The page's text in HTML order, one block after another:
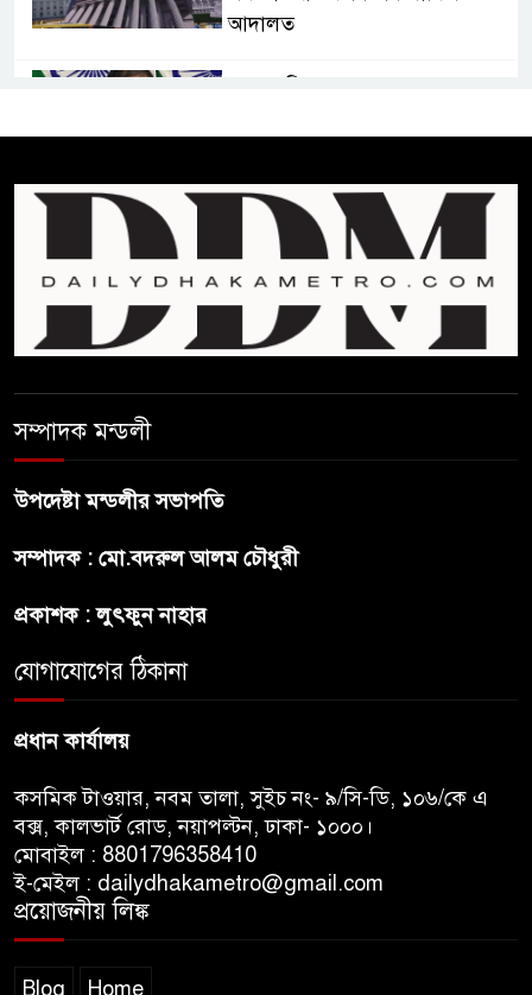
আদালত
শেখ হাসিনার বক্তব্যে ভারতের
শেখ হাসিনা দেশে ফিরে আসুক,
গণহত্যার দায়ে কারাগারে যাক :
আইনমন্ত্রী
বিলুপ্ত হচ্ছে র‍্যাব,নতুন বাহিনী
‘স্পেশাল রেসপন্স ব্যাটালিয়ন’
সুযোগ পাওয়ার অভিযোগ ভিত্তিহীন
সম্পাদক মন্ডলী
উপদেষ্টা মন্ডলীর সভাপতি
সম্পাদক : মো.বদরুল আলম চৌধুরী
প্রকাশক : লুৎফুন নাহার
যোগাযোগের ঠিকানা
প্রধান কার্যালয়
কসমিক টাওয়ার, নবম তালা, সুইচ নং- ৯/সি-ডি, ১০৬/কে এ
বক্স, কালভার্ট রোড, নয়াপল্টন, ঢাকা- ১০০০।
মোবাইল : 8801796358410
ই-মেইল : dailydhakametro@gmail.com
প্রয়োজনীয় লিঙ্ক
Blog Home